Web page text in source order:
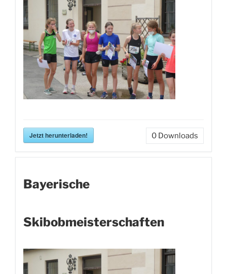
Jetzt herunterladen! 0 Downloads
Bayerische
Skibobmeisterschaften